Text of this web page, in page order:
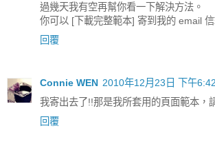
過幾天我有空再幫你看一下解決方法。
你可以 [下載完整範本] 寄到我的 email
回覆
Connie WEN 2010年12月23日 下午6:42
我寄出去了!!那是我所套用的頁面範本，
回覆